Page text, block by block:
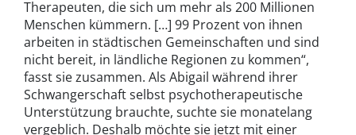
Therapeuten, die sich um mehr als 200 Millionen
Menschen kümmern. […] 99 Prozent von ihnen
arbeiten in städtischen Gemeinschaften und sind
nicht bereit, in ländliche Regionen zu kommen“,
fasst sie zusammen. Als Abigail während ihrer
Schwangerschaft selbst psychotherapeutische
Unterstützung brauchte, suchte sie monatelang
vergeblich. Deshalb möchte sie jetzt mit einer